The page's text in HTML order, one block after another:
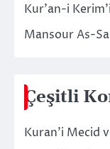
Kur’an-i
Çeşitli
Kuran’i Mecid